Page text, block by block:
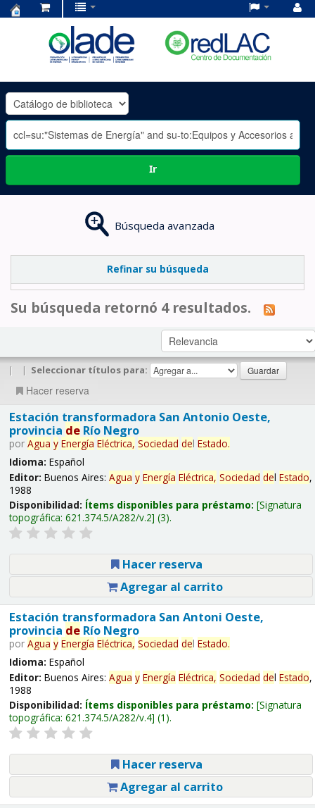
OLADE
-
Ir
Búsqueda avanzada
Refinar su búsqueda
Su búsqueda retornó 4 resultados.
| | Seleccionar títulos para:
Hacer reserva
Estación transformadora San Antonio Oeste,
provincia deRío Negro
por Agua y Energía Eléctrica, Sociedad del Estado.
Idioma: Español
Editor: Buenos Aires: Agua y Energía Eléctrica, Sociedad del Estado,
1988
Disponibilidad: Ítems disponibles para préstamo: Signatura
topográfica: 621.374.5/A282/v.2 (3).
Hacer reserva
Agregar al carrito
Estación transformadora San Antoni Oeste,
provincia deRío Negro
por Agua y Energía Eléctrica, Sociedad del Estado.
Idioma: Español
Editor: Buenos Aires: Agua y Energía Eléctrica, Sociedad del Estado,
1988
Disponibilidad: Ítems disponibles para préstamo: Signatura
topográfica: 621.374.5/A282/v.4 (1).
Hacer reserva
Agregar al carrito